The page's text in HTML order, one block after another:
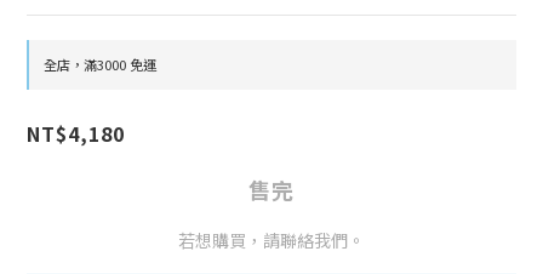
全店，滿3000 免運
NT$4,180
售完
若想購買，請聯絡我們。